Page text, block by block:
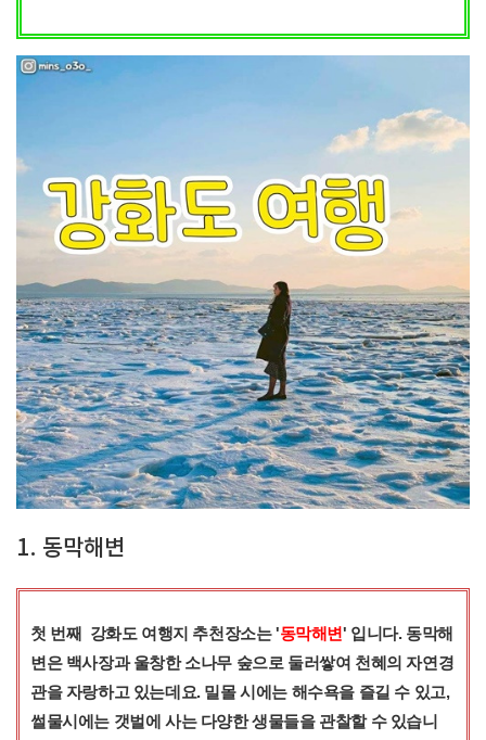
1. 동막해변
첫 번째 강화도 여행지 추천장소는 '동막해변' 입니다. 동막해
변은 백사장과 울창한 소나무 숲으로 둘러쌓여 천혜의 자연경
관을 자랑하고 있는데요. 밀몰 시에는 해수욕을 즐길 수 있고,
썰물시에는 갯벌에 사는 다양한 생물들을 관찰할 수 있습니